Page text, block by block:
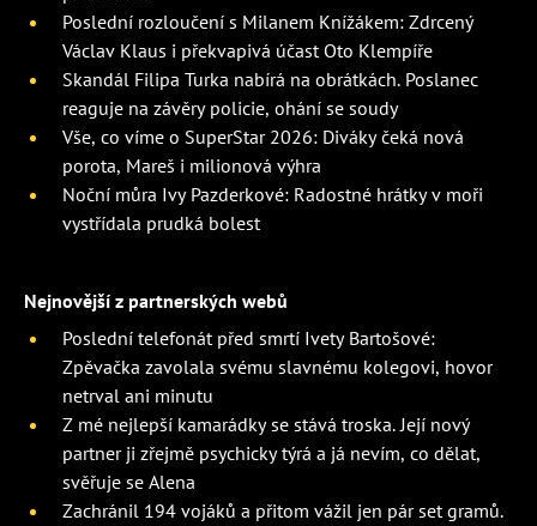
Poslední rozloučení s Milanem Knížákem: Zdrcený
Václav Klaus i překvapivá účast Oto Klempíře
Skandál Filipa Turka nabírá na obrátkách. Poslanec
reaguje na závěry policie, ohání se soudy
Vše, co víme o SuperStar 2026: Diváky čeká nová
porota, Mareš i milionová výhra
Noční můra Ivy Pazderkové: Radostné hrátky v moři
vystřídala prudká bolest
Nejnovější z partnerských webů
Poslední telefonát před smrtí Ivety Bartošové:
Zpěvačka zavolala svému slavnému kolegovi, hovor
netrval ani minutu
Z mé nejlepší kamarádky se stává troska. Její nový
partner ji zřejmě psychicky týrá a já nevím, co dělat,
svěřuje se Alena
Zachránil 194 vojáků a přitom vážil jen pár set gramů.